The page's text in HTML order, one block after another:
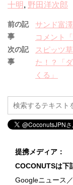
十明 , 野田洋次郎
前の記
事
サンド富
コメント
次の記
事
スピッツ
た！？「
くる」
提携メディア：
COCONUTSは下
Googleニュース